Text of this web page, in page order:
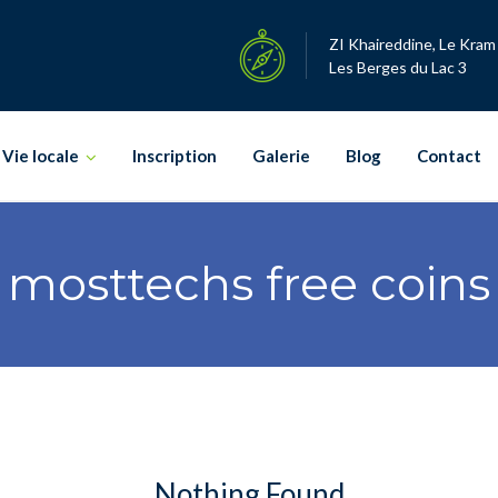
ZI Khaireddine, Le Kram
Les Berges du Lac 3
Vie locale Inscription Galerie Blog Contact
mosttechs free coins